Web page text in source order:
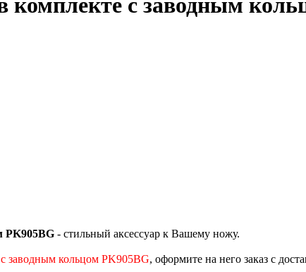
комплекте с заводным
PK905BG - стильный аксессуар к Вашему ножу.
заводным кольцом PK905BG, оформите на него заказ с